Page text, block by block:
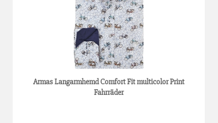
Armas Langarmhemd Comfort Fit multicolor Print
Fahrräder